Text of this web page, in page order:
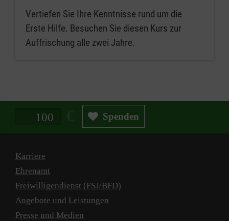
Vertiefen Sie Ihre Kenntnisse rund um die
Erste Hilfe. Besuchen Sie diesen Kurs zur
Auffrischung alle zwei Jahre.
Spendenbetrag in Euro Spenden
Karriere
Ehrenamt
Freiwilligendienst (FSJ/BFD)
Angebote und Leistungen
Presse und Medien